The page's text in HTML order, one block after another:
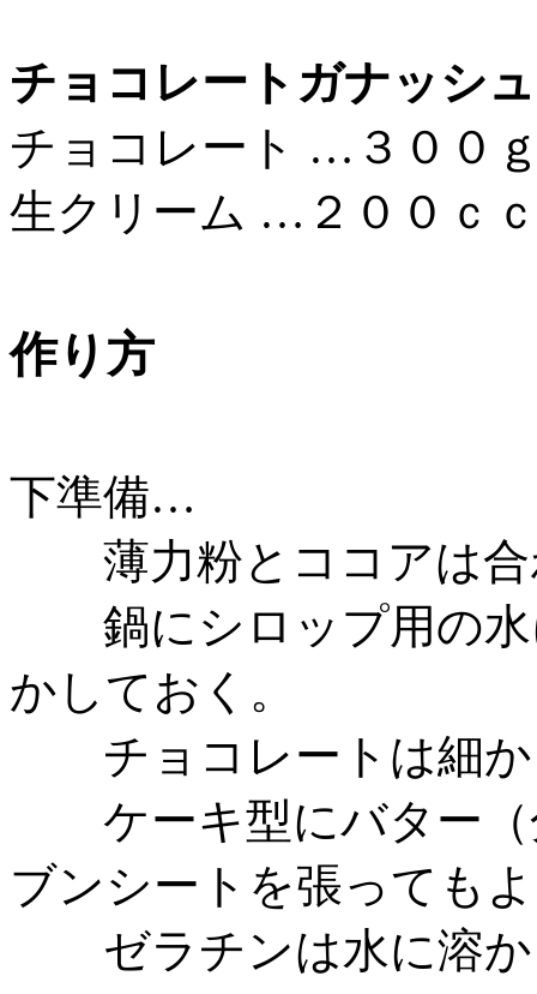
チョコレートガナッシュ
チョコレート …３００
生クリーム …２００ｃ
作り方
下準備…
薄力粉とココアは合
鍋にシロップ用の水
かしておく。
チョコレートは細か
ケーキ型にバター（
ブンシートを張っても
ゼラチンは水に溶か